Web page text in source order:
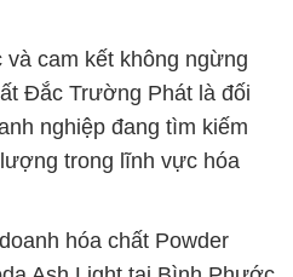
cam kết không ngừng
Đắc Trường Phát là đối
nghiệp đang tìm kiếm
trong lĩnh vực hóa
hóa chất Powder